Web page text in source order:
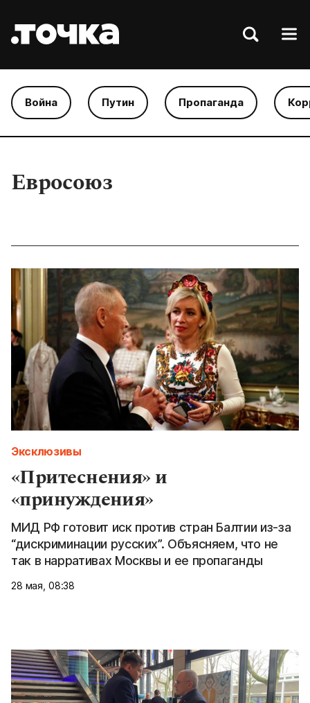
Война Путин Пропаганда
Евросоюз
Эксклюзивы
«Притеснения» и
«принуждения»
МИД РФ готовит иск против стран Балтии из-за
“дискриминации русских”. Объясняем, что не
так в нарративах Москвы и ее пропаганды
28 мая, 08:38